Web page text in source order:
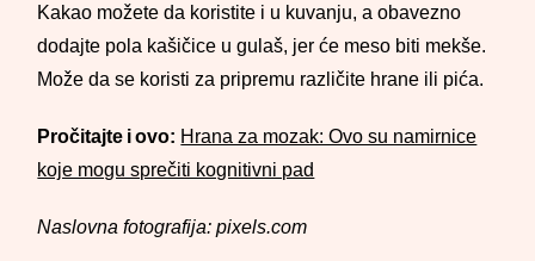
Kakao možete da koristite i u kuvanju, a obavezno
dodajte pola kašičice u gulaš, jer će meso biti mekše.
Može da se koristi za pripremu različite hrane ili pića.
Pročitajte i ovo: Hrana za mozak: Ovo su namirnice
koje mogu sprečiti kognitivni pad
Naslovna fotografija: pixels.com